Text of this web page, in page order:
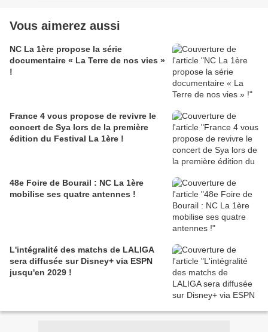
Vous aimerez aussi
NC La 1ère propose la série
documentaire « La Terre de nos vies »
!
France 4 vous propose de revivre le
concert de Sya lors de la première
édition du Festival La 1ère !
48e Foire de Bourail : NC La 1ère
mobilise ses quatre antennes !
L'intégralité des matchs de LALIGA
sera diffusée sur Disney+ via ESPN
jusqu'en 2029 !